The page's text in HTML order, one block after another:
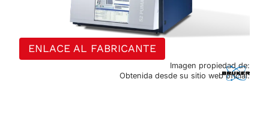
ENLACE AL FABRICANTE
Imagen propiedad de:
Obtenida desde su sitio web oficial.